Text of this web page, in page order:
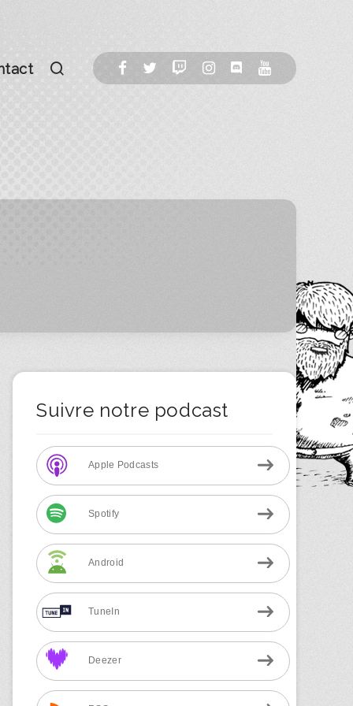
Suivre notre podcast
Apple Podcasts
Spotify
Android
TuneIn
Deezer